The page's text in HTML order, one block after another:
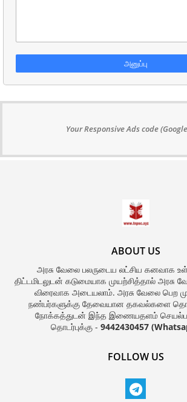
Your Responsive Ads code
ABOUT US
அரசு வேலை பலருடைய லட்சிய கனவாக
திட்டமிடலுடன் கடுமையாக முயற்சித்தால்
விரைவாக அடையலாம். அரசு வேலை பெற
நண்பர்களுக்கு தேவையான தகவல்களை
நோக்கத்துடன் இந்த இணையதளம்
தொடர்புக்கு - 9442430457
FOLLOW US